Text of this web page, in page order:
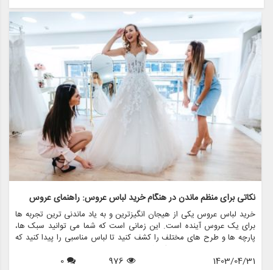
چگونه از تکنولوژی استفاده می کند تا تجربه ای یکپارچه و نوآورانه را برای
عروس هایی که به دنبال لباس رویایی خود هستند، ارائه دهد.
نکاتی برای منظم ماندن در هنگام خرید لباس عروس: راهنمای عروس
خرید لباس عروس یکی از هیجان انگیزترین و به یاد ماندنی ترین تجربه ها
برای یک عروس آینده است. این زمانی است که شما می توانید سبک ها،
پارچه ها و طرح های مختلف را کشف کنید تا لباس مناسبی را پیدا کنید که
در روز خاص خود احساس یک شاهزاده خانم را به شما بدهد. با این حال، با
وجود گزینه های بسیار زیاد، پیمایش در این فرآیند می تواند طاقت فرسا و
1403/04/31
976
0